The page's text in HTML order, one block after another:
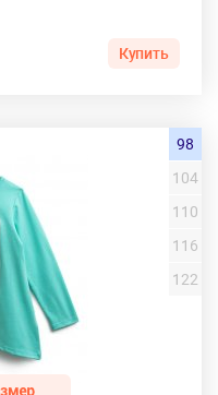
Купить
98
104
110
116
122